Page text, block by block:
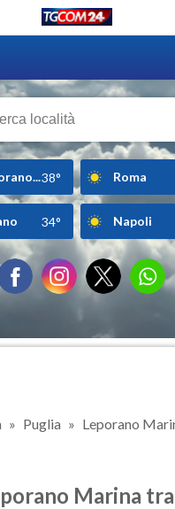
38° Roma
34° Napoli
Puglia
Leporano
Marina